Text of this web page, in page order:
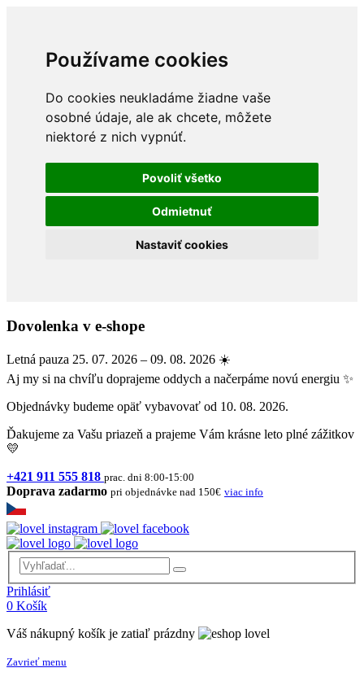
Používame cookies
Do cookies neukladáme žiadne vaše
osobné údaje, ale ak chcete, môžete
niektoré z nich vypnúť.
Povoliť všetko
Odmietnuť
Nastaviť cookies
Dovolenka v e-shope
Letná pauza 25. 07. 2026 – 09. 08. 2026 ☀️
Aj my si na chvíľu doprajeme oddych a načerpáme novú energiu ✨
Objednávky budeme opäť vybavovať od 10. 08. 2026.
Ďakujeme za Vašu priazeň a prajeme Vám krásne leto plné zážitkov
💛
+421 911 555 818 prac. dni 8:00-15:00
Doprava zadarmo pri objednávke nad 150€ viac info
Prihlásiť
0 Košík
Váš nákupný košík je zatiaľ prázdny
Zavrieť menu